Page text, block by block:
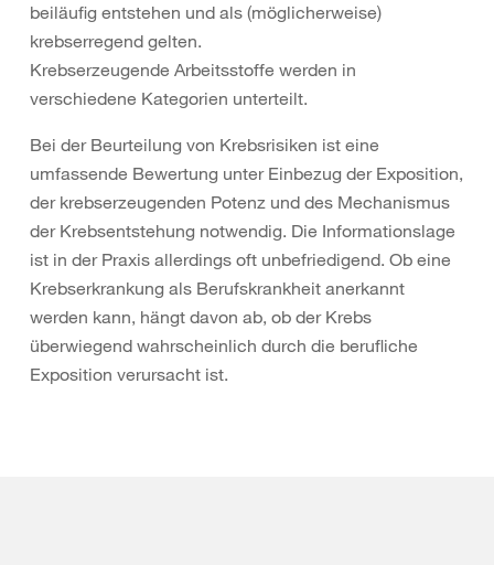
beiläufig entstehen und als (möglicherweise)
krebserregend gelten.
Krebserzeugende Arbeitsstoffe werden in
verschiedene Kategorien unterteilt.
Bei der Beurteilung von Krebsrisiken ist eine
umfassende Bewertung unter Einbezug der Exposition,
der krebserzeugenden Potenz und des Mechanismus
der Krebsentstehung notwendig. Die Informationslage
ist in der Praxis allerdings oft unbefriedigend. Ob eine
Krebserkrankung als Berufskrankheit anerkannt
werden kann, hängt davon ab, ob der Krebs
überwiegend wahrscheinlich durch die berufliche
Exposition verursacht ist.